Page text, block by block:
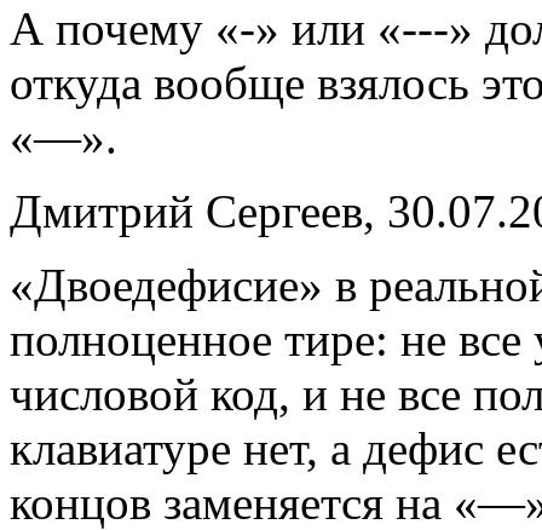
А почему «-» или «---»
откуда вообще взялось
«—».
Дмитрий Сергеев,
«Двоедефисие» в
полноценное тире: не
числовой код, и не все
клавиатуре нет, а дефис
концов заменяется на